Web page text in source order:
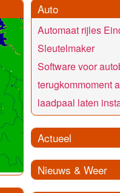
Auto
Automaat rijles
Sleutelmaker
Software voor
terugkommoment
laadpaal laten
Actueel
Nieuws & Weer